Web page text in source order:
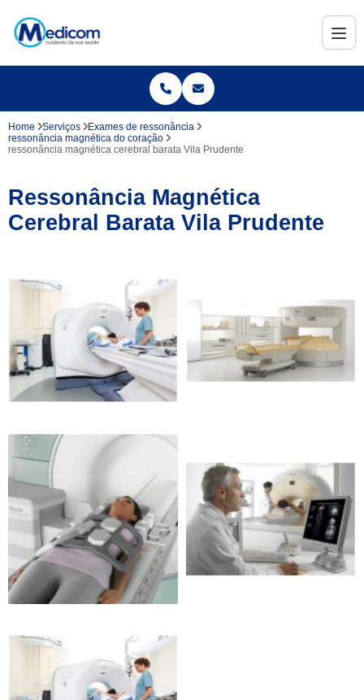
Home Serviços
Exames de ressonância
ressonância magnética do coração
ressonância magnética cerebral barata Vila Prudente
Ressonância Magnética
Cerebral Barata Vila Prudente